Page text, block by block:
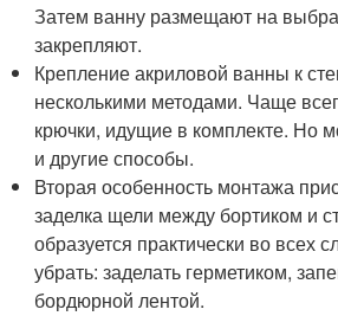
Затем ванну размещают на
закрепляют.
Крепление акриловой ванны к
несколькими методами. Чаще
крючки, идущие в комплекте. Но
и другие способы.
Вторая особенность монтажа
заделка щели между бортиком и
образуется практически во всех
убрать: заделать герметиком,
бордюрной лентой.